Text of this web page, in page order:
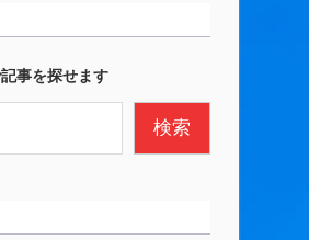
事を探せます
検索